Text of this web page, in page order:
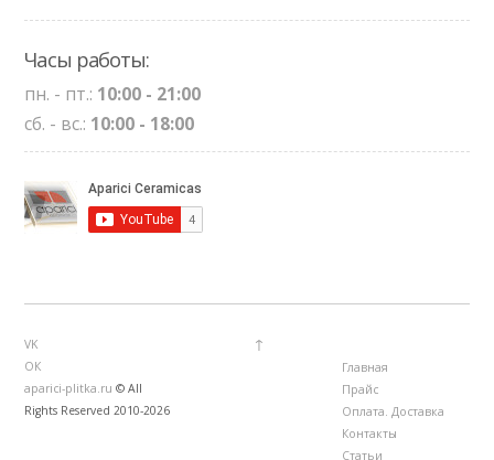
Часы работы:
пн. - пт.: 10:00 - 21:00
сб. - вс.: 10:00 - 18:00
VK
ОК
aparici-plitka.ru © All
Rights Reserved 2010-2026
↑
Главная
Прайс
Оплата. Доставка
Контакты
Статьи